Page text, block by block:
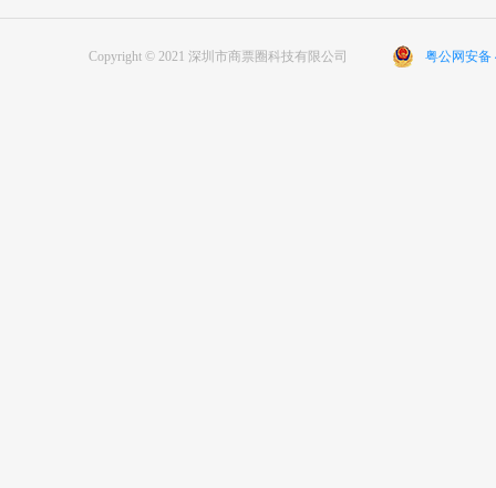
Copyright © 2021 深圳市商票圈科技有限公司 粤公网安备